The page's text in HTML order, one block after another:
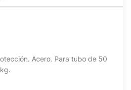
Acero. Para tubo de 50